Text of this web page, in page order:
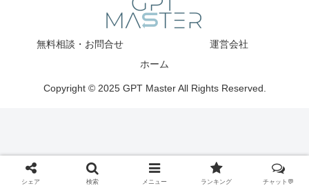
無料相談・お問合せ
運営会社
ホーム
Copyright © 2025 GPT Master All Rights Reserved.
シェア 検索 メニュー ランキング チャット💬